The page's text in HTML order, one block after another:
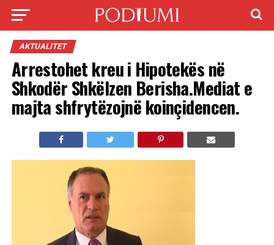
AKTUALITET
Arrestohet kreu i Hipotekës në
Shkodër Shkëlzen Berisha.Mediat e
majta shfrytëzojnë koinçidencen.